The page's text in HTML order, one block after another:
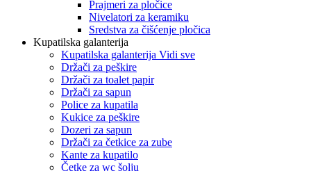
Prajmeri za pločice
Nivelatori za keramiku
Sredstva za čišćenje pločica
Kupatilska galanterija
Kupatilska galanterija Vidi sve
Držači za peškire
Držači za toalet papir
Držači za sapun
Police za kupatila
Kukice za peškire
Dozeri za sapun
Držači za četkice za zube
Kante za kupatilo
Četke za wc šolju